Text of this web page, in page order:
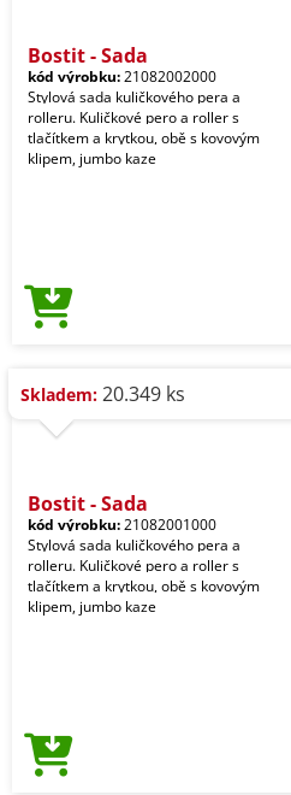
Bostit - Sada
kód výrobku:21082002000
Stylová sada kuličkového pera a
rolleru. Kuličkové pero a roller s
tlačítkem a krytkou, obě s kovovým
klipem, jumbo kaze
Skladem: 20.349 ks
Bostit - Sada
kód výrobku:21082001000
Stylová sada kuličkového pera a
rolleru. Kuličkové pero a roller s
tlačítkem a krytkou, obě s kovovým
klipem, jumbo kaze